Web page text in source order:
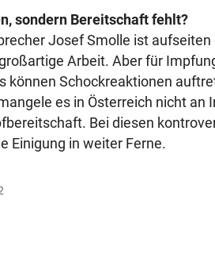
sondern Bereitschaft fehlt?
Josef Smolle ist
Arbeit. Aber für
können Schockreaktionen
es in Österreich nicht an
Bei diesen
Einigung in weiter Ferne.